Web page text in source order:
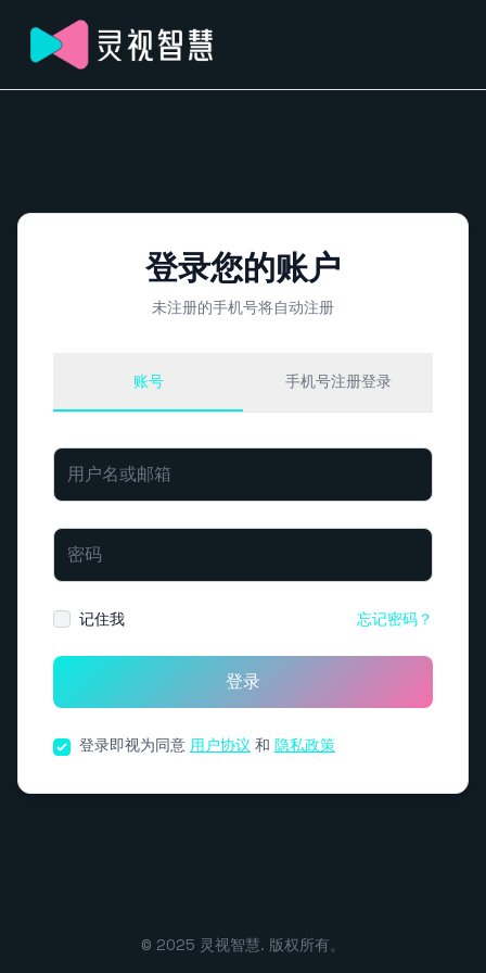
登录您的账户
未注册的手机号将自动注册
账号 手机号注册登录
用户名或邮箱
密码
记住我 忘记密码？
登录
登录即视为同意 用户协议 和 隐私政策
© 2025 灵视智慧. 版权所有。